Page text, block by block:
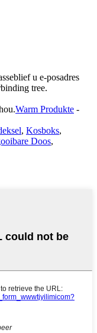
u e-posadres
tree.
Warm Produkte -
, Kosboks,
Doos,